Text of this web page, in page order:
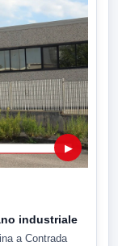
▶
industriale
a Contrada